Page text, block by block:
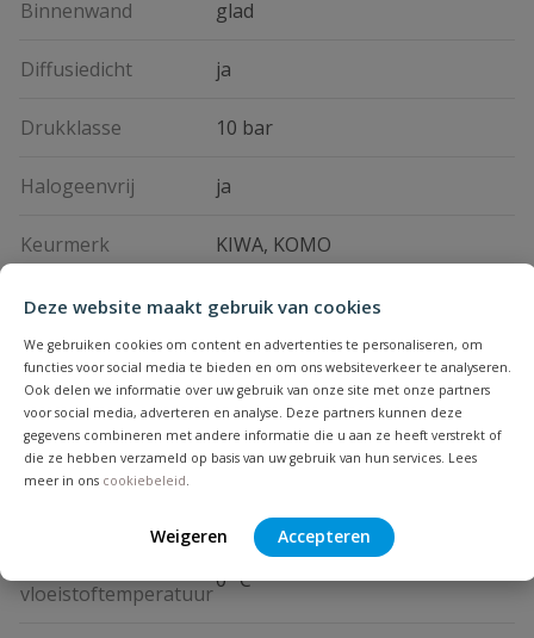
Deze website maakt gebruik van cookies
We gebruiken cookies om content en advertenties te personaliseren, om
functies voor social media te bieden en om ons websiteverkeer te analyseren.
Ook delen we informatie over uw gebruik van onze site met onze partners
voor social media, adverteren en analyse. Deze partners kunnen deze
gegevens combineren met andere informatie die u aan ze heeft verstrekt of
die ze hebben verzameld op basis van uw gebruik van hun services. Lees
meer in ons cookiebeleid.
Weigeren Accepteren
Binnenwand glad
Diffusiedicht ja
Drukklasse 10 bar
Halogeenvrij ja
Keurmerk KIWA, KOMO
Materiaal aluminium, kunststof
Maximale
vloeistoftemperatuur
70 °C
Merknaam Uponor
vloeistoftemperatuur
0 °C